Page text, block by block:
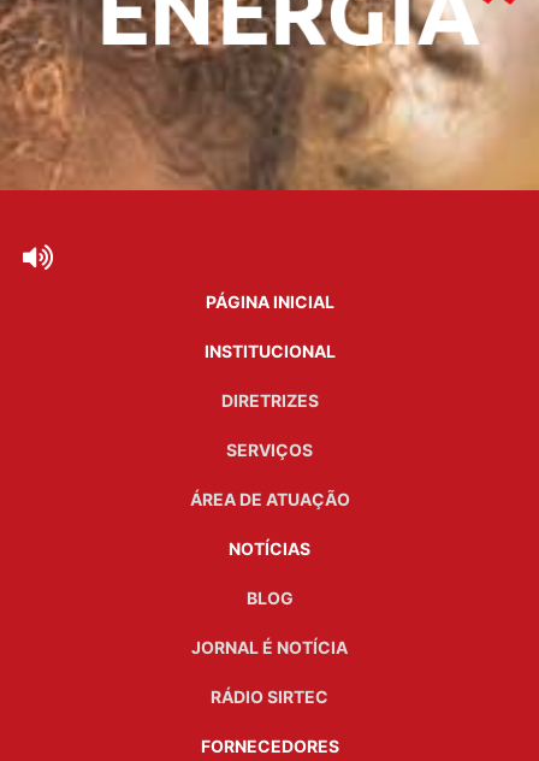
PÁGINA INICIAL
INSTITUCIONAL
DIRETRIZES
SERVIÇOS
ÁREA DE ATUAÇÃO
NOTÍCIAS
BLOG
JORNAL É NOTÍCIA
RÁDIO SIRTEC
FORNECEDORES